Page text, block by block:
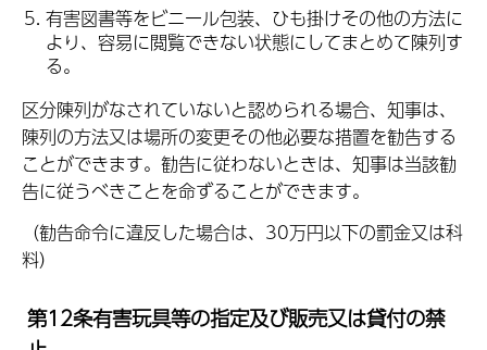
有害図書等をビニール包装、ひも掛けその他の方法に
より、容易に閲覧できない状態にしてまとめて陳列す
る。
区分陳列がなされていないと認められる場合、知事は、
陳列の方法又は場所の変更その他必要な措置を勧告する
ことができます。勧告に従わないときは、知事は当該勧
告に従うべきことを命ずることができます。
（勧告命令に違反した場合は、30万円以下の罰金又は科
料）
第12条有害玩具等の指定及び販売又は貸付の禁